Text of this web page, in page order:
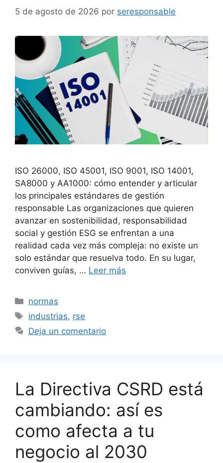
5 de agosto de 2026 por seresponsable
ISO 26000, ISO 45001, ISO 9001, ISO 14001,
SA8000 y AA1000: cómo entender y articular
los principales estándares de gestión
responsable Las organizaciones que quieren
avanzar en sostenibilidad, responsabilidad
social y gestión ESG se enfrentan a una
realidad cada vez más compleja: no existe un
solo estándar que resuelva todo. En su lugar,
conviven guías, … Leer más
Categorías
normas
Etiquetas
industrias, rse
Deja un comentario
La Directiva CSRD está
cambiando: así es
como afecta a tu
negocio al 2030